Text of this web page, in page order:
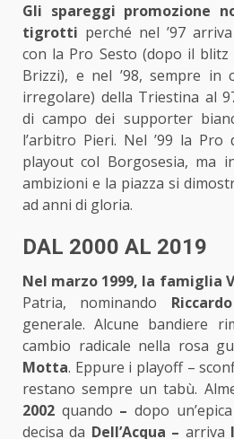
Gli spareggi promozione
tigrotti perché nel ’97
con la Pro Sesto (dopo il blitz
Brizzi), e nel ’98, sempre in
irregolare) della Triestina al
di campo dei supporter
l’arbitro Pieri. Nel ’99 la
playout col Borgosesia, ma
ambizioni e la piazza si
ad anni di gloria.
DAL 2000 AL 2019
Nel marzo 1999, la famiglia
Patria, nominando
generale. Alcune bandiere
cambio radicale nella rosa
Motta. Eppure i playoff –
restano sempre un tabù.
2002 quando –dopo
decisa da Dell’Acqua – arriva